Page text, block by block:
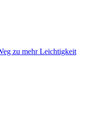
zu mehr Leichtigkeit